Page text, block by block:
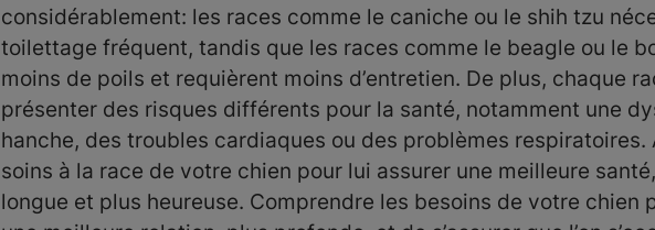
considérablement: les races comme le caniche ou le shih tzu
toilettage fréquent, tandis que les races comme le beagle ou le
moins de poils et requièrent moins d’entretien. De plus, chaque
présenter des risques différents pour la santé, notamment une
hanche, des troubles cardiaques ou des problèmes respiratoires.
soins à la race de votre chien pour lui assurer une meilleure
longue et plus heureuse. Comprendre les besoins de votre chien